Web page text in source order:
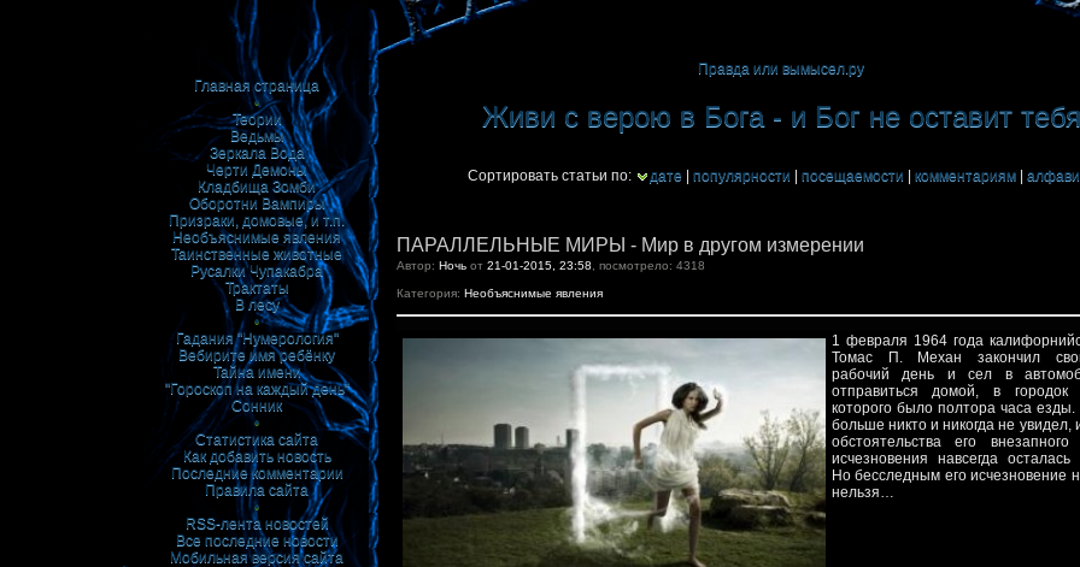
Главная страница
•
Теории
Ведьмы
Зеркала Вода
Черти Демоны
Кладбища Зомби
Оборотни Вампиры
Призраки, домовые, и т.п.
Необъяснимые явления
Таинственные животные
Русалки Чупакабра
Трактаты
В лесу
•
Гадания "Нумерология"
Вебирите имя ребёнку
Тайна имени
"Гороскоп на каждый день"
Сонник
•
Статистика сайта
Как добавить новость
Последние комментарии
Правила сайта
•
RSS-лента новостей
Все последние новости
Мобильная версия сайта
Правда или вымысел.ру
Живи с верою в Бога - и Бог не оставит тебя
Сортировать статьи по: дате | популярности | посещаемости | комментариям |
ПАРАЛЛЕЛЬНЫЕ МИРЫ - Мир в другом измерении
Автор: Ночь от 21-01-2015, 23:58 , посмотрело: 4318
Категория: Необъяснимые явления
1 февраля 1964 года
Томас П. Механ закончил
рабочий день и сел в
отправиться домой, в
которого было полтора часа
больше никто и никогда не увидел,
обстоятельства его внезапного
исчезновения навсегда осталась
Но бесследным его исчезновение
нельзя…